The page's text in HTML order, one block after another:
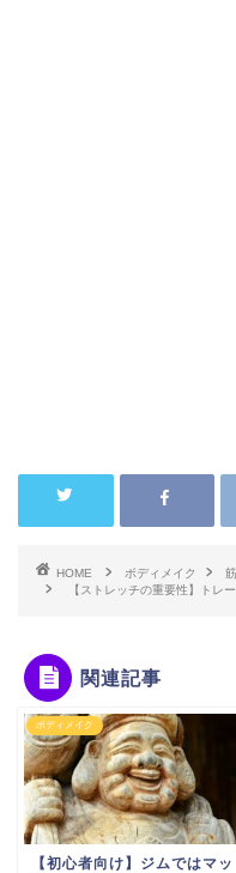
HOME ボディメイク
【ストレッチの重要性】トレ
関連記事
ボディメイク
【初心者向け】ジムではマッ